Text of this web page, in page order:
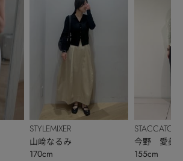
STYLEMIXER
山﨑なるみ
170cm
STACCATO
今野 愛美
155cm